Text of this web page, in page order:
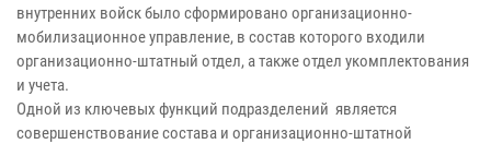
внутренних войск было сформировано организационно-
мобилизационное управление, в состав которого входили
организационно-штатный отдел, а также отдел укомплектования
и учета.
Одной из ключевых функций подразделений является
совершенствование состава и организационно-штатной